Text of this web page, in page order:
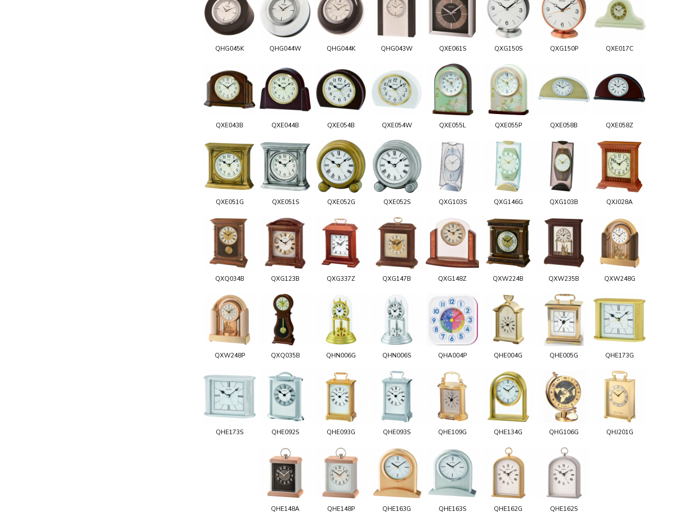
QHG045K QHG044W QHG044K QHG043W QXE061S QXG150S QXG150P QXE017C
QXE043B QXE044B QXE054B QXE054W QXE055L QXE055P QXE058B QXE058Z
QXE051G QXE051S QXE052G QXE052S QXG103S QXG146G QXG103B QXJ028A
QXQ034B QXG123B QXG337Z QXG147B QXG148Z QXW224B QXW235B QXW248G
QXW248P QXQ035B QHN006G QHN006S QHA004P QHE004G QHE005G QHE173G
QHE173S QHE092S QHE093G QHE093S QHE109G QHE134G QHG106G QHJ201G
QHE148A QHE148P QHE163G QHE163S QHE162G QHE162S